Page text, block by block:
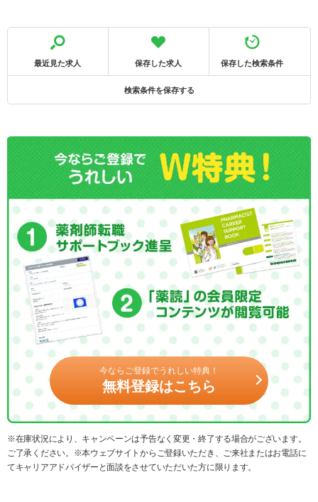
最近見た求人 保存した求人 保存した検索条件
検索条件を保存する
今ならご登録でうれしい特典！
無料登録はこちら
※在庫状況により、キャンペーンは予告なく変更・終了する場合がございます。
ご了承ください。※本ウェブサイトからご登録いただき、ご来社またはお電話に
てキャリアアドバイザーと面談をさせていただいた方に限ります。